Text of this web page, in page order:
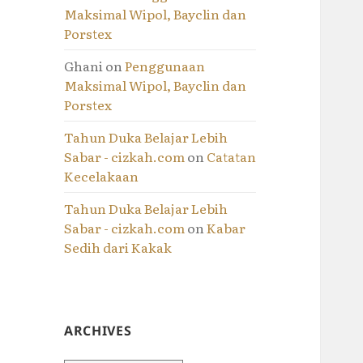
Maksimal Wipol, Bayclin dan
Porstex
GhanionPenggunaan
Maksimal Wipol, Bayclin dan
Porstex
Tahun Duka Belajar Lebih
Sabar - cizkah.comonCatatan
Kecelakaan
Tahun Duka Belajar Lebih
Sabar - cizkah.comonKabar
Sedih dari Kakak
ARCHIVES